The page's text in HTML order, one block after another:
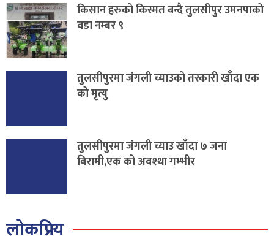
किसान हरुको किस्मत बन्दै तुलसीपुर उमनपाको
वडा नम्बर ९
तुलसीपुरमा जंगली च्याउको तरकारी खाँदा एक
को मृत्यु
तुलसीपुरमा जंगली च्याउ खाँदा ७ जना
बिरामी,एक को अवश्था गम्भीर
लोकप्रिय